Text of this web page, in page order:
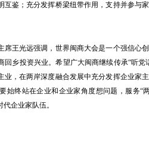
互鉴；充分发挥桥梁纽带作用，支持并参与
王光远强调，世界闽商大会是一个强信心
回乡投资兴业。希望广大闽商继续传承“听
业，在两岸深度融合发展中充分发挥企业家
始终站在企业和企业家角度想问题，服务“
企业家队伍。